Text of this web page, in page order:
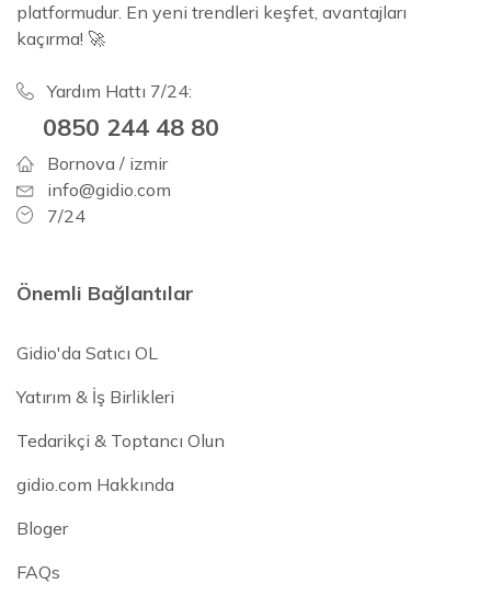
platformudur. En yeni trendleri keşfet, avantajları
kaçırma! 🚀
Yardım Hattı 7/24:
0850 244 48 80
Bornova / izmir
info@gidio.com
7/24
Önemli Bağlantılar
Gidio'da Satıcı OL
Yatırım & İş Birlikleri
Tedarikçi & Toptancı Olun
gidio.com Hakkında
Bloger
FAQs